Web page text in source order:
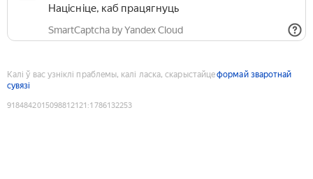
Націсніце, каб працягнуць
SmartCaptcha by Yandex Cloud
Калі ў вас узніклі праблемы, калі ласка, скарыстайцеформай зваротнай
сувязі
9184842015098812121 :1786132253